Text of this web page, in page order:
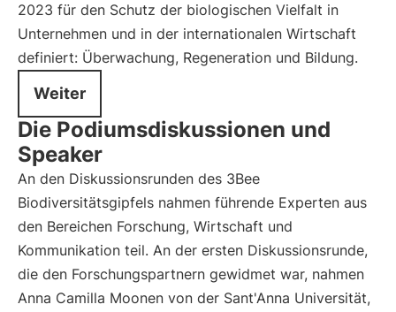
2023 für den Schutz der biologischen Vielfalt in
Unternehmen und in der internationalen Wirtschaft
definiert: Überwachung, Regeneration und Bildung.
Weiter
Die Podiumsdiskussionen und
Speaker
An den Diskussionsrunden des 3Bee
Biodiversitätsgipfels nahmen führende Experten aus
den Bereichen Forschung, Wirtschaft und
Kommunikation teil. An der ersten Diskussionsrunde,
die den Forschungspartnern gewidmet war, nahmen
Anna Camilla Moonen von der Sant'Anna Universität,